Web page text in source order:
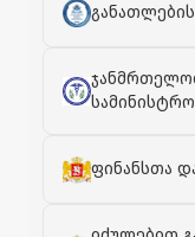
სამინისტრო
ფინანსთა